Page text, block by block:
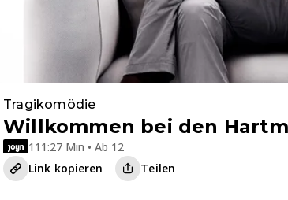
Tragikomödie
Willkommen bei den
111:27 Min • Ab 12
Link kopieren
Teilen